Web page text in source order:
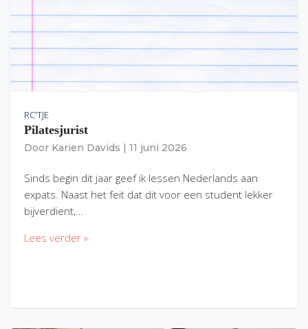
RC'TJE
Pilatesjurist
Door Karien Davids 11 juni 2026
Sinds begin dit jaar geef ik lessen Nederlands aan
expats. Naast het feit dat dit voor een student lekker
bijverdient,…
Lees verder »